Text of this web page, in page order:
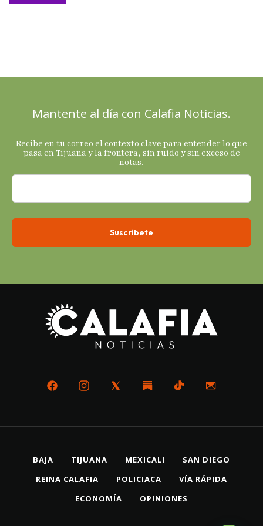
2025 con
termómetro
s
económicos.
Mantente al día con Calafia Noticias.
Recibe en tu correo el contexto clave para entender lo que
pasa en Tijuana y la frontera, sin ruido y sin exceso de
notas.
BAJA TIJUANA MEXICALI
SAN DIEGO
REINA CALAFIA
POLICIACA
VÍA RÁPIDA
ECONOMÍA
OPINIONES